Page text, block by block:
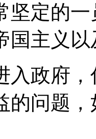
坚定的
国主义
入政府
的问题